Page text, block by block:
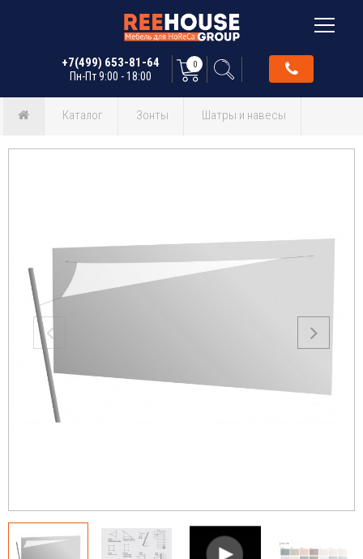
+7(499) 653-81-64
Пн-Пт 9:00 - 18:00
0
Каталог Зонты Шатры и навесы